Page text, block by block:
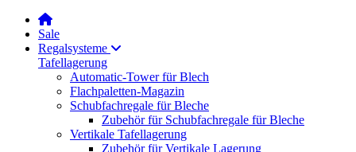
Sale
Regalsysteme
Tafellagerung
Automatic-Tower für Blech
Flachpaletten-Magazin
Schubfachregale für Bleche
Zubehör für Schubfachregale für Bleche
Vertikale Tafellagerung
Zubehör für Vertikale Lagerung